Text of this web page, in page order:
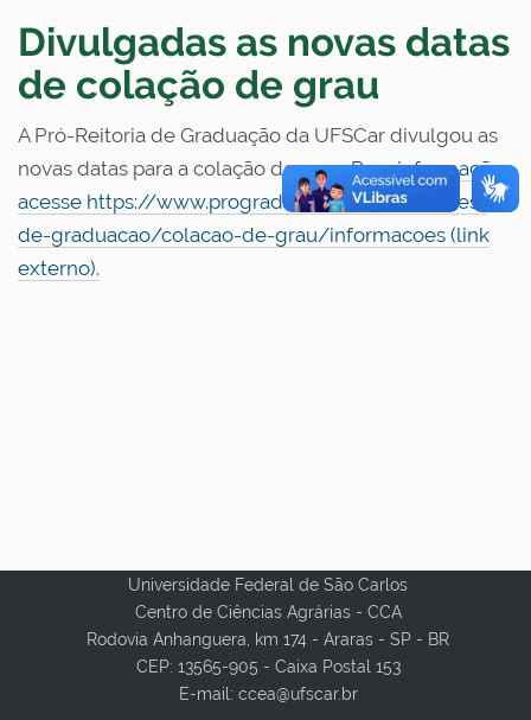
Divulgadas as novas datas
de colação de grau
A Pró-Reitoria de Graduação da UFSCar divulgou as
novas datas para a colação de grau.Para informações
acesse https://www.prograd.ufscar.br/estudantes-
de-graduacao/colacao-de-grau/informacoes (link
externo).
Universidade Federal de São Carlos
Centro de Ciências Agrárias - CCA
Rodovia Anhanguera, km 174 - Araras - SP - BR
CEP: 13565-905 - Caixa Postal 153
E-mail: ccea@ufscar.br